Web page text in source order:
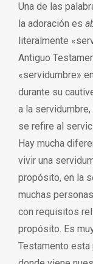
Una de las
la adoración es
literalmente
Antiguo
«servidumbre»
durante su
a la
se refire al
Hay mucha
vivir una
propósito, en la
muchas
con requisitos
propósito. Es
Testamento esta